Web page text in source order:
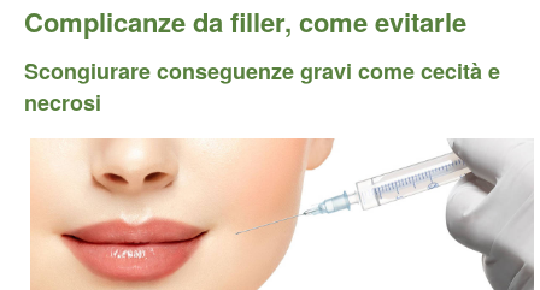
Complicanze da filler, come evitarle
Scongiurare conseguenze gravi come cecità e
necrosi